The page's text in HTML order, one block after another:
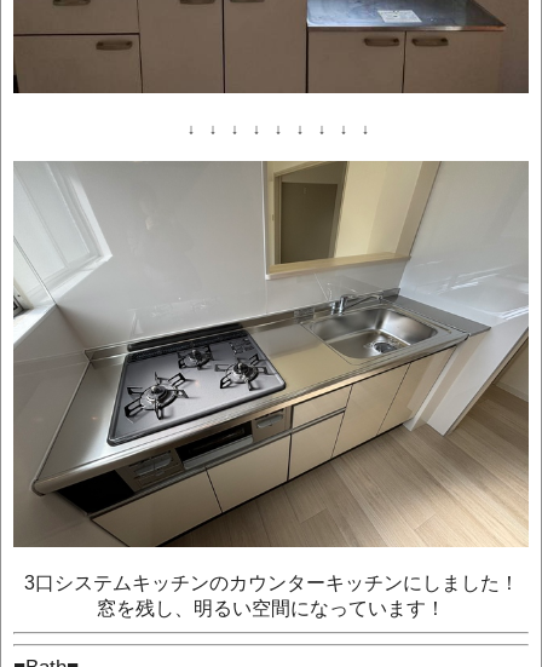
↓ ↓ ↓ ↓ ↓ ↓ ↓ ↓ ↓
3口システムキッチンのカウンターキッチンにしました！
窓を残し、明るい空間になっています！